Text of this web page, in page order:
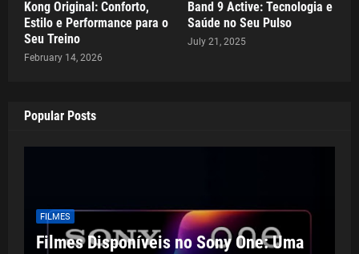
Kong Original: Conforto,
Estilo e Performance para o
Seu Treino
February 14, 2026
Band 9 Active: Tecnologia e
Saúde no Seu Pulso
July 21, 2025
Popular Posts
FILMES
Filmes Disponíveis no Sony One: Uma